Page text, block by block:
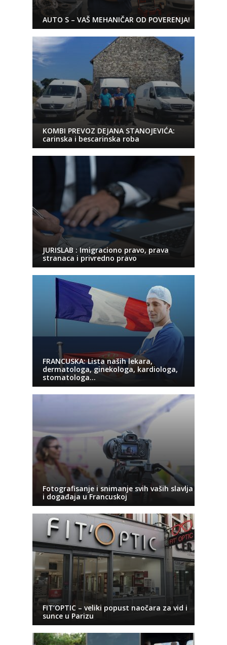
AUTO S – VAŠ MEHANIČAR OD POVERENJA!
KOMBI PREVOZ DEJANA STANOJEVIĆA:
carinska i bescarinska roba
JURISLAB : Imigraciono pravo, prava
stranaca i privredno pravo
FRANCUSKA: Lista naših lekara,
dermatologa, ginekologa, kardiologa,
stomatologa…
Fotografisanje i snimanje svih vaših slavlja
i događaja u Francuskoj
FIT’OPTIC – veliki popust naočara za vid i
sunce u Parizu